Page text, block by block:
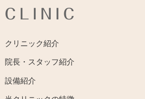
CLINIC
クリニック紹介
院長・スタッフ紹介
設備紹介